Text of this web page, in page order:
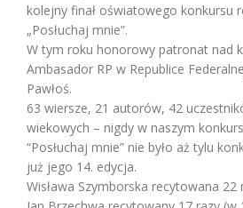
kolejny finał oświatowego konkursu
„Posłuchaj mnie”.
W tym roku honorowy patronat nad
Ambasador RP w Republice
Pawłoś.
63 wiersze, 21 autorów, 42
wiekowych – nigdy w naszym
“Posłuchaj mnie” nie było aż tylu
już jego 14. edycja.
Wisława Szymborska recytowana 22